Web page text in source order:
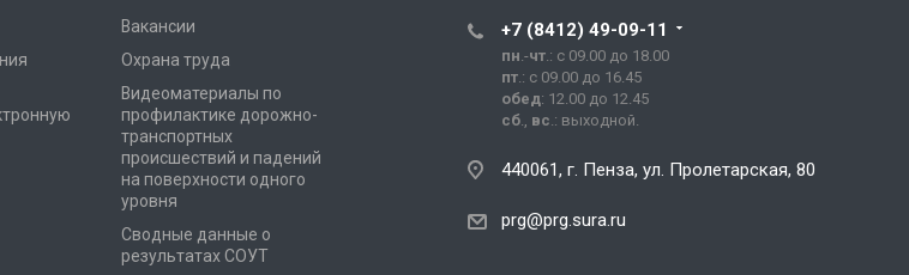
Вакансии
Охрана труда
Видеоматериалы по
профилактике дорожно-
транспортных
происшествий и падений
на поверхности одного
уровня
Сводные данные о
результатах СОУТ
+7 (8412) 49-09-11
пн .-чт.: с 09.00 до 18.00
пт.: с 09.00 до 16.45
обед: 12.00 до 12.45
сб., вс .: выходной.
440061, г. Пенза, ул. Пролетарская, 80
prg@prg.sura.ru